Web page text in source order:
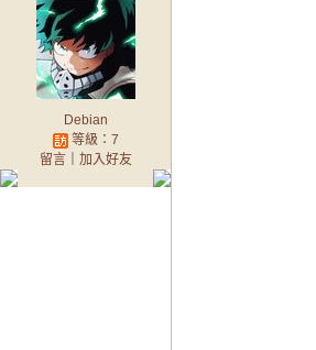
Debian
等級：7
留言｜ 加入好友